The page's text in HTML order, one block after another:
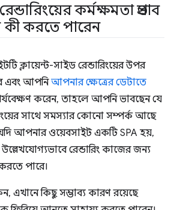
কর্মক্ষমতা প্রভাব
করতে পারেন
ক্লায়েন্ট-সাইড রেন্ডারিংয়ের উপর
এবং আপনিআপনার ক্ষেত্রের ডেটাতে
করেন, তাহলে আপনি ভাবছেন যে
সাথে সমস্যার কোনো সম্পর্ক আছে
আপনার ওয়েবসাইট একটি SPA হয়,
রেন্ডারিং কাজের জন্য
করতে পারে।
এখানে কিছু সম্ভাব্য কারণ রয়েছে